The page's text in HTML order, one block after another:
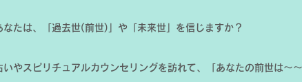
なたは、「過去世(前世)」や「未来世」を信じますか？
いやスピリチュアルカウンセリングを訪れて、「あなたの前世は〜